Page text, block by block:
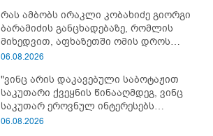
რას ამბობს ირაკლი კობახიძე გიორგი
ბარამიძის განცხადებაზე, რომლის
მიხედვით, აფხაზეთში ომის დროს
„ჩვენებს ტყვეები არ აჰყავდათ"
06.08.2026
"ვინც არის დაკავებული საბოტაჟით
საკუთარი ქვეყნის წინააღმდეგ, ვინც
საკუთარ ეროვნულ ინტერესებს
უპირისპირდება, ყველამ უნდა იცოდეს,
06.08.2026